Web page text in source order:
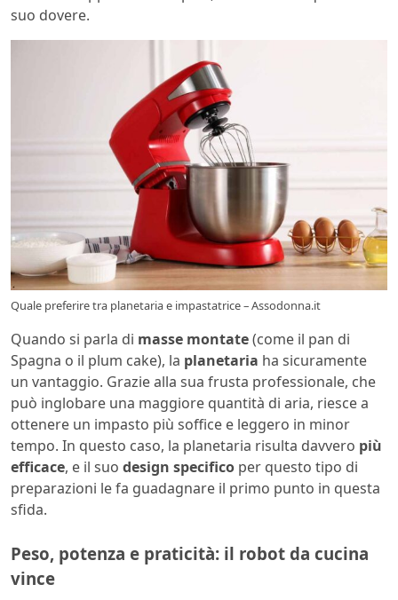
suo dovere.
Quale preferire tra planetaria e impastatrice – Assodonna.it
Quando si parla di masse montate(come il pan di
Spagna o il plum cake), la planetaria ha sicuramente
un vantaggio. Grazie alla sua frusta professionale, che
può inglobare una maggiore quantità di aria, riesce a
ottenere un impasto più soffice e leggero in minor
tempo. In questo caso, la planetaria risulta davvero più
efficace, e il suo design specifico per questo tipo di
preparazioni le fa guadagnare il primo punto in questa
sfida.
Peso, potenza e praticità: il robot da cucina
vince